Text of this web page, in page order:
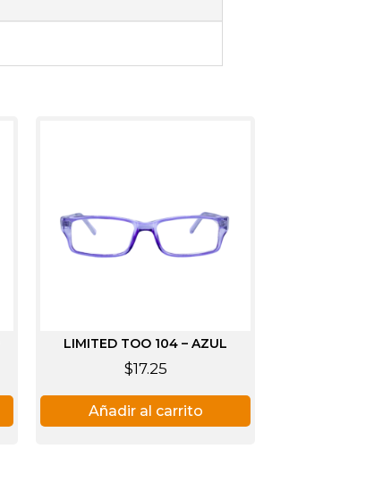
LIMITED TOO 104 – AZUL
$17.25
Añadir al carrito